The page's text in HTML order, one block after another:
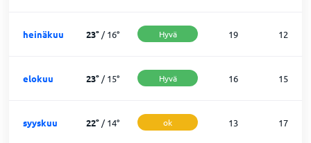
heinäkuu 23° /16° Hyvä 19 12
elokuu 23° /15° Hyvä 16 15
syyskuu 22° /14° ok 13 17